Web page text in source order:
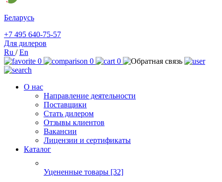
Беларусь
+7 495 640-75-57
Для дилеров
Ru /En
0
0 0
О нас
Направление деятельности
Поставщики
Стать дилером
Отзывы клиентов
Вакансии
Лицензии и сертификаты
Каталог
Уцененные товары [32]